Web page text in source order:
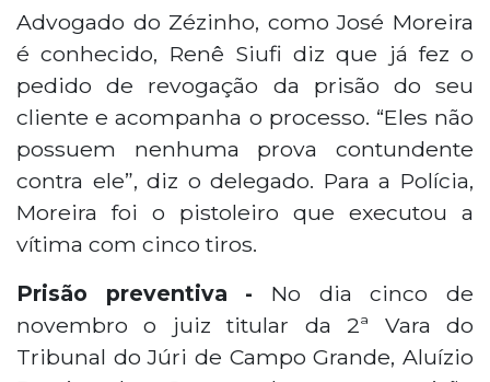
Advogado do Zézinho, como José Moreira
é conhecido, Renê Siufi diz que já fez o
pedido de revogação da prisão do seu
cliente e acompanha o processo. “Eles não
possuem nenhuma prova contundente
contra ele”, diz o delegado. Para a Polícia,
Moreira foi o pistoleiro que executou a
vítima com cinco tiros.
Prisão preventiva - No dia cinco de
novembro o juiz titular da 2ª Vara do
Tribunal do Júri de Campo Grande, Aluízio